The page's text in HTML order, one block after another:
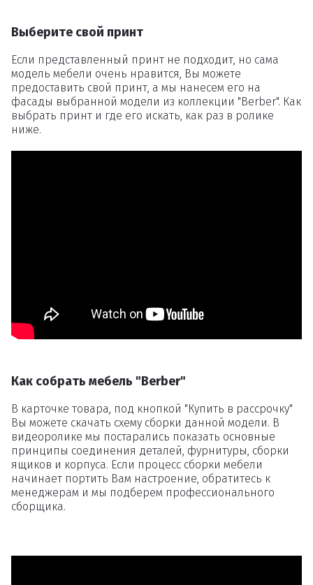
Выберите свой принт
Если представленный принт не подходит, но сама
модель мебели очень нравится, Вы можете
предоставить свой принт, а мы нанесем его на
фасады выбранной модели из коллекции "Berber". Как
выбрать принт и где его искать, как раз в ролике
ниже.
Как собрать мебель "Berber"
В карточке товара, под кнопкой "Купить в рассрочку"
Вы можете скачать схему сборки данной модели. В
видеоролике мы постарались показать основные
принципы соединения деталей, фурнитуры, сборки
ящиков и корпуса. Если процесс сборки мебели
начинает портить Вам настроение, обратитесь к
менеджерам и мы подберем профессионального
сборщика.